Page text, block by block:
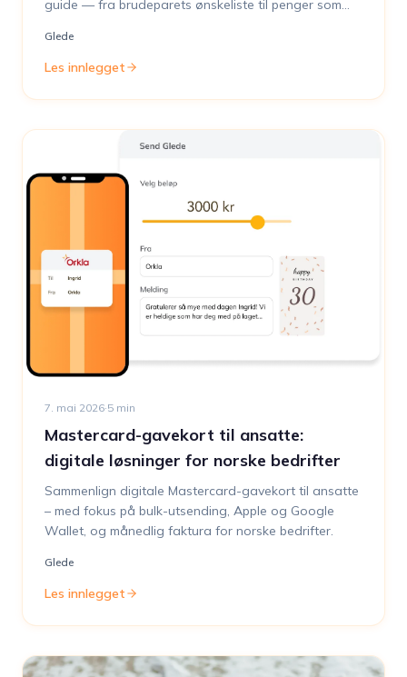
guide — fra brudeparets ønskeliste til penger som
Glede
Les innlegget
7. mai 2026·5 min
Mastercard-gavekort til ansatte:
digitale løsninger for norske bedrifter
Sammenlign digitale Mastercard-gavekort til ansatte
– med fokus på bulk-utsending, Apple og Google
Wallet, og månedlig faktura for norske bedrifter.
Glede
Les innlegget